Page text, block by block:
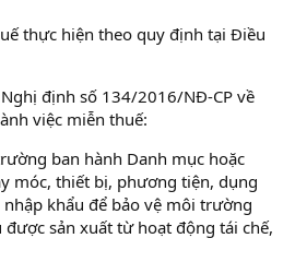
thực hiện theo quy định tại Điều
định số 134/2016/NĐ-CP về
việc miễn thuế:
ban hành Danh mục hoặc
móc, thiết bị, phương tiện, dụng
khẩu để bảo vệ môi trường
sản xuất từ hoạt động tái chế,